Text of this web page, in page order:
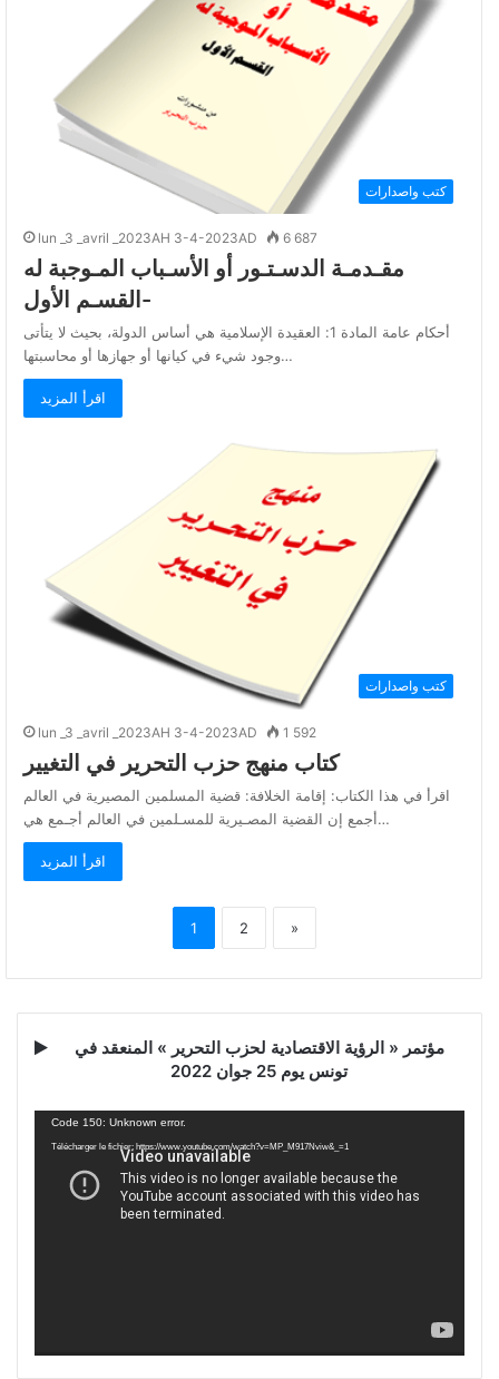
كتب واصدارات
lun _3 _avril _2023AH 3-4-2023AD 6 687
مقـدمـة الدسـتـور أو الأسـباب المـوجبة له
-القسـم الأول
أحكام عامة المادة 1: العقيدة الإسلامية هي أساس الدولة، بحيث لا يتأتى
وجود شيء في كيانها أو جهازها أو محاسبتها…
اقرأ المزيد
كتب واصدارات
lun _3 _avril _2023AH 3-4-2023AD 1 592
كتاب منهج حزب التحرير في التغيير
اقرأ في هذا الكتاب: إقامة الخلافة: قضية المسلمين المصيرية في العالم
أجمع إن القضية المصـيرية للمسـلمين في العالم أجـمع هي…
اقرأ المزيد
1 2 »
مؤتمر « الرؤية الاقتصادية لحزب التحرير » المنعقد في
تونس يوم 25 جوان 2022
Lecteur
vidéo
Code 150: Unknown error.
Télécharger le fichier: https://www.youtube.com/watch?v=MP_M917Nviw&_=1